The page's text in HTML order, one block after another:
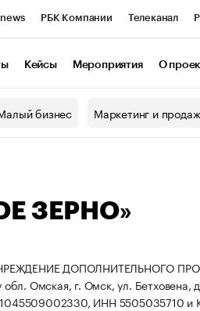
РБК Компании Телеканал
Кейсы Мероприятия О
бизнес Маркетинг и
ЗЕРНО»
ДОПОЛНИТЕЛЬНОГО
Омская, г. Омск, ул. Бетховена,
1045509002330, ИНН 5505035710 и